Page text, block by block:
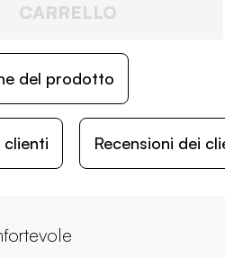
CARRELLO
del prodotto
clienti Recensioni dei